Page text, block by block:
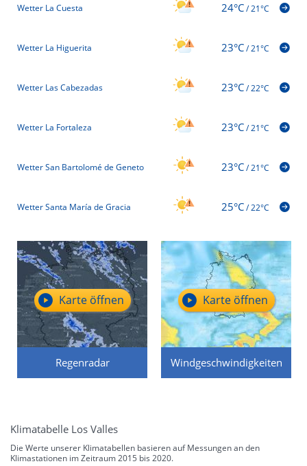
Wetter La Cuesta 24°C/21°C
Wetter La Higuerita 23°C/21°C
Wetter Las Cabezadas 23°C/22°C
Wetter La Fortaleza 23°C/21°C
Wetter San Bartolomé de Geneto 23°C/21°C
Wetter Santa María de Gracia 25°C/22°C
Regenradar
Karte öffnen
Windgeschwindigkeiten
Karte öffnen
Klimatabelle Los Valles
Die Werte unserer Klimatabellen basieren auf Messungen an den
Klimastationen im Zeitraum 2015 bis 2020.